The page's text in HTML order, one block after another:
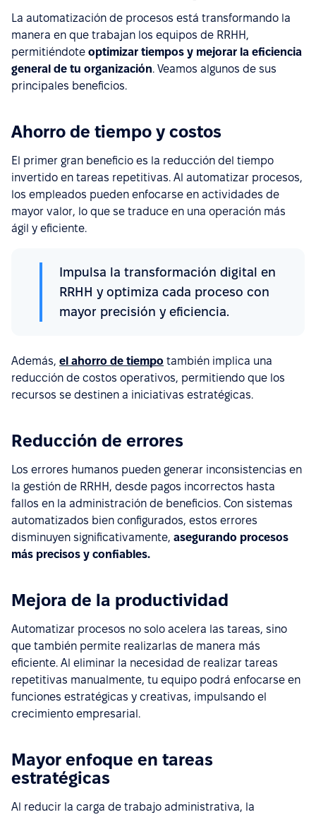
La automatización de procesos está transformando la
manera en que trabajan los equipos de RRHH,
permitiéndote optimizar tiempos y mejorar la eficiencia
general de tu organización. Veamos algunos de sus
principales beneficios.
Ahorro de tiempo y costos
El primer gran beneficio es la reducción del tiempo
invertido en tareas repetitivas. Al automatizar procesos,
los empleados pueden enfocarse en actividades de
mayor valor, lo que se traduce en una operación más
ágil y eficiente.
Impulsa la transformación digital en
RRHH y optimiza cada proceso con
mayor precisión y eficiencia.
Además, el ahorro de tiempo también implica una
reducción de costos operativos, permitiendo que los
recursos se destinen a iniciativas estratégicas.
Reducción de errores
Los errores humanos pueden generar inconsistencias en
la gestión de RRHH, desde pagos incorrectos hasta
fallos en la administración de beneficios. Con sistemas
automatizados bien configurados, estos errores
disminuyen significativamente, asegurando procesos
más precisos y confiables.
Mejora de la productividad
Automatizar procesos no solo acelera las tareas, sino
que también permite realizarlas de manera más
eficiente. Al eliminar la necesidad de realizar tareas
repetitivas manualmente, tu equipo podrá enfocarse en
funciones estratégicas y creativas, impulsando el
crecimiento empresarial.
Mayor enfoque en tareas
estratégicas
Al reducir la carga de trabajo administrativa, la